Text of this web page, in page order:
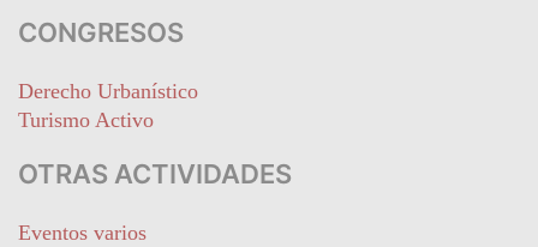
CONGRESOS
Derecho Urbanístico
Turismo Activo
OTRAS ACTIVIDADES
Eventos varios